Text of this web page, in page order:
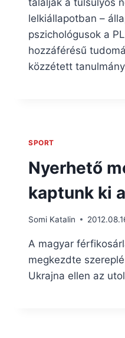
találják a túlsúlyos
lelkiállapotban –
pszichológusok a
hozzáférésű
közzétett
SPORT
Nyerhető
kaptunk ki
Somi Katalin
A magyar
megkezdte
Ukrajna ellen az